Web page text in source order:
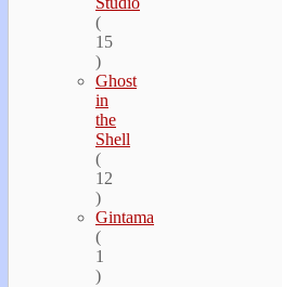
(
15
)
Ghost
in
the
Shell
(
12
)
Gintama
(
1
)